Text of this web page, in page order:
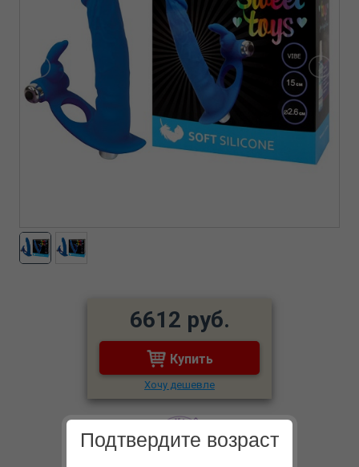
6612 руб.
Купить
Хочу дешевле
Подтвердите возраст